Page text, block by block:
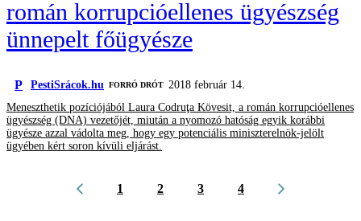
román korrupcióellenes ügyészség
ünnepelt főügyésze
P PestiSrácok.hu FORRÓ DRÓT 2018 február 14.
Meneszthetik pozíciójából Laura Codruţa Kövesit, a román korrupcióellenes
ügyészség (DNA) vezetőjét, miután a nyomozó hatóság egyik korábbi
ügyésze azzal vádolta meg, hogy egy potenciális miniszterelnök-jelölt
ügyében kért soron kívüli eljárást.
1 2 3 4